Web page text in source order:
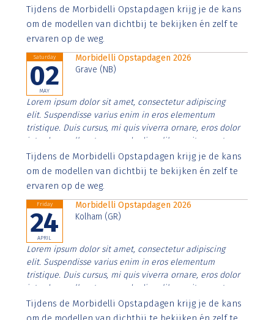
Aenean faucibus nibh et justo cursus id rutrum lorem
imperdiet. Nunc ut sem vitae risus tristique posuere.
Tijdens de Morbidelli Opstapdagen krijg je de kans
om de modellen van dichtbij te bekijken én zelf te
ervaren op de weg.
Saturday
02
MAY
Morbidelli Opstapdagen 2026
Grave (NB)
Lorem ipsum dolor sit amet, consectetur adipiscing
elit. Suspendisse varius enim in eros elementum
tristique. Duis cursus, mi quis viverra ornare, eros dolor
interdum nulla, ut commodo diam libero vitae erat.
Aenean faucibus nibh et justo cursus id rutrum lorem
imperdiet. Nunc ut sem vitae risus tristique posuere.
Tijdens de Morbidelli Opstapdagen krijg je de kans
om de modellen van dichtbij te bekijken én zelf te
ervaren op de weg.
Friday
24
APRIL
Morbidelli Opstapdagen 2026
Kolham (GR)
Lorem ipsum dolor sit amet, consectetur adipiscing
elit. Suspendisse varius enim in eros elementum
tristique. Duis cursus, mi quis viverra ornare, eros dolor
interdum nulla, ut commodo diam libero vitae erat.
Aenean faucibus nibh et justo cursus id rutrum lorem
imperdiet. Nunc ut sem vitae risus tristique posuere.
Tijdens de Morbidelli Opstapdagen krijg je de kans